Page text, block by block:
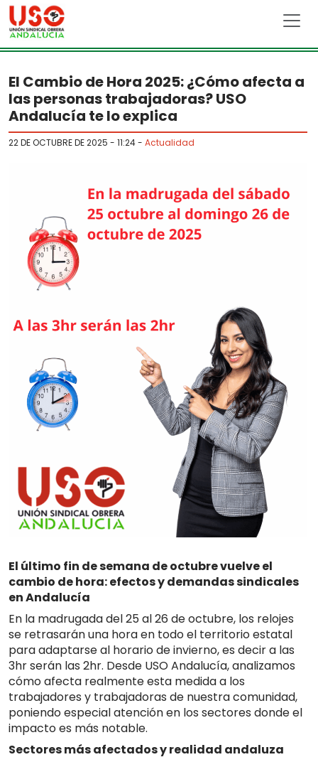
Skip to main content
El Cambio de Hora 2025: ¿Cómo afecta a
las personas trabajadoras? USO
Andalucía te lo explica
22 DE OCTUBRE DE 2025 - 11:24- Actualidad
El último fin de semana de octubre vuelve el
cambio de hora: efectos y demandas sindicales
en Andalucía
En la madrugada del 25 al 26 de octubre, los relojes
se retrasarán una hora en todo el territorio estatal
para adaptarse al horario de invierno, es decir a las
3hr serán las 2hr. Desde USO Andalucía, analizamos
cómo afecta realmente esta medida a los
trabajadores y trabajadoras de nuestra comunidad,
poniendo especial atención en los sectores donde el
impacto es más notable.
Sectores más afectados y realidad andaluza